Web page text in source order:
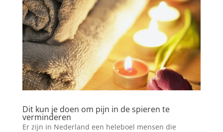
Dit kun je doen om pijn in de spieren te
verminderen
Er zijn in Nederland een heleboel mensen die